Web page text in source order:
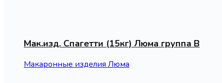
Мак.изд. Спагетти (15кг) Люма группа В
Макаронные изделия Люма